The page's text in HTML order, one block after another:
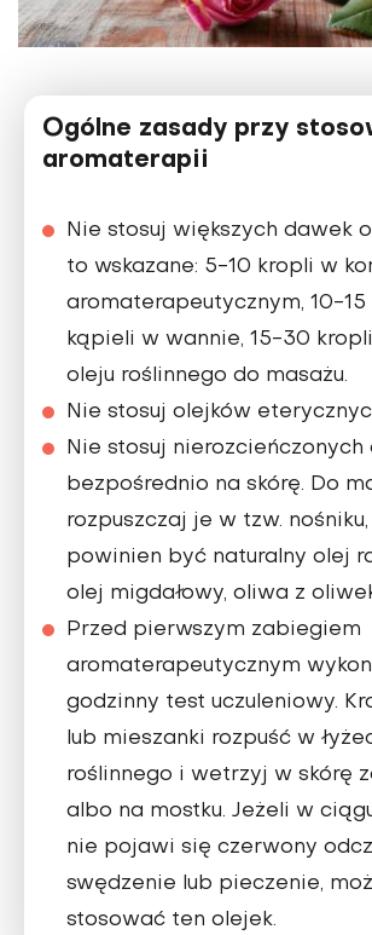
Ogólne zasady przy
aromaterapii
Nie stosuj większych dawek
to wskazane: 5-10 kropli w
aromaterapeutycznym, 10-15
kąpieli w wannie, 15-30
oleju roślinnego do masażu.
Nie stosuj olejków
Nie stosuj nierozcieńczonych
bezpośrednio na skórę. Do
rozpuszczaj je w tzw.
powinien być naturalny olej
olej migdałowy, oliwa z
Przed pierwszym zabiegiem
aromaterapeutycznym
godzinny test uczuleniowy.
lub mieszanki rozpuść w
roślinnego i wetrzyj w skórę
albo na mostku. Jeżeli w
nie pojawi się czerwony
swędzenie lub pieczenie,
stosować ten olejek.